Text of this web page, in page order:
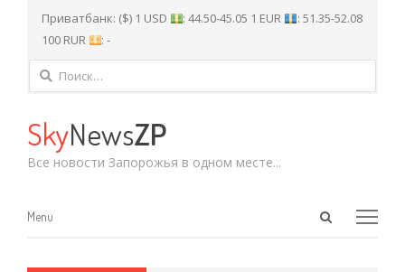
Приватбанк: ($) 1 USD : 44.50-45.05 1 EUR
: 51.35-52.08
100 RUR
: -
Найти:
SkyNewsZP
Все новости Запорожья в одном месте...
Open
Menu
Menu